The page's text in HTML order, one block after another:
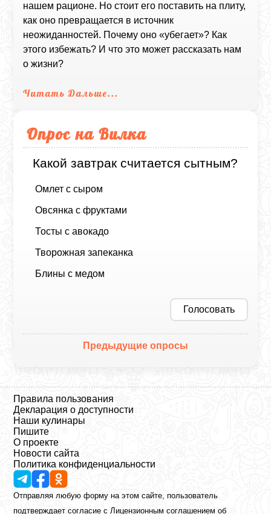
нашем рационе. Но стоит его поставить на плиту,
как оно превращается в источник
неожиданностей. Почему оно «убегает»? Как
этого избежать? И что это может рассказать нам
о жизни?
Читать Дальше...
Опрос на Вилка
Какой завтрак считается сытным?
Омлет с сыром
Овсянка с фруктами
Тосты с авокадо
Творожная запеканка
Блины с медом
Голосовать
Предыдущие опросы
Правила пользования
Декларация о доступности
Наши кулинары
Пишите
О проекте
Новости сайта
Политика конфиденциальности
Отправляя любую форму на этом сайте, пользователь
подтверждает согласие с Лицензионным соглашениемоб